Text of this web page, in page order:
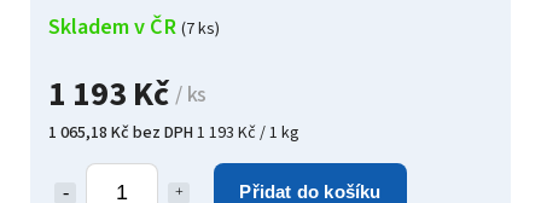
1 193 Kč/ ks
1 065,18 Kč bez DPH1 193 Kč / 1 kg
Přidat do košíku
Skladem v ČR (7 ks)